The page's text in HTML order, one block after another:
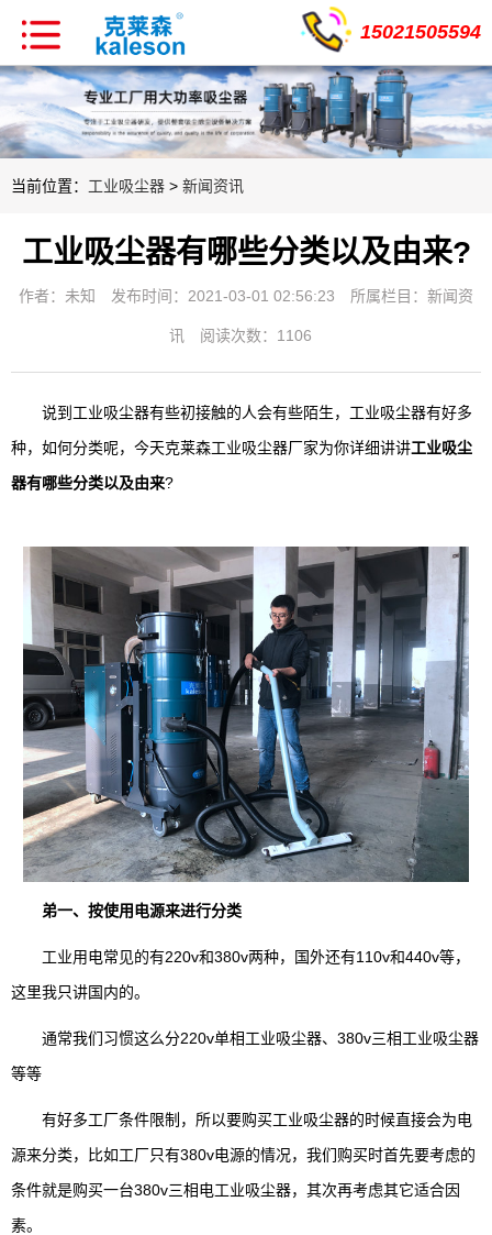
15021505594
当前位置： 工业吸尘器 > 新闻资讯
工业吸尘器有哪些分类以及由来?
作者：未知 发布时间：2021-03-01 02:56:23 所属栏目： 新闻资
讯 阅读次数：1106
说到工业吸尘器有些初接触的人会有些陌生，工业吸尘器有好多
种，如何分类呢，今天克莱森工业吸尘器厂家为你详细讲讲工业吸尘
器有哪些分类以及由来?
弟一、按使用电源来进行分类
工业用电常见的有220v和380v两种，国外还有110v和440v等，
这里我只讲国内的。
通常我们习惯这么分220v单相工业吸尘器、380v三相工业吸尘器
等等
有好多工厂条件限制，所以要购买工业吸尘器的时候直接会为电
源来分类，比如工厂只有380v电源的情况，我们购买时首先要考虑的
条件就是购买一台380v三相电工业吸尘器，其次再考虑其它适合因
素。